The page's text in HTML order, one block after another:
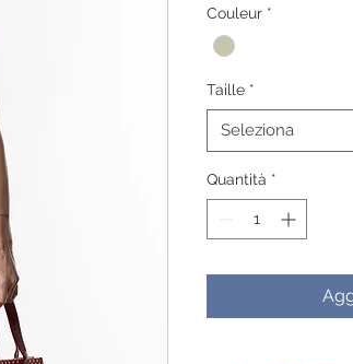
Couleur *
Taille *
Seleziona
Quantità *